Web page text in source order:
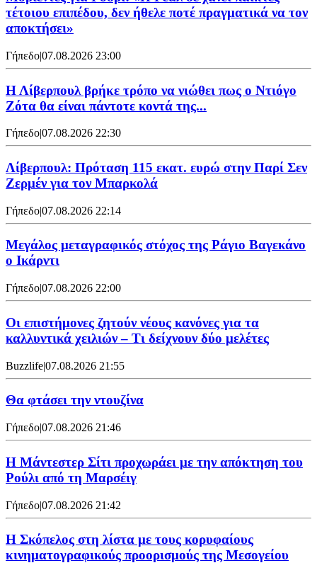
τέτοιου επιπέδου, δεν ήθελε ποτέ πραγματικά να τον
αποκτήσει»
Γήπεδο|07.08.2026 23:00
Η Λίβερπουλ βρήκε τρόπο να νιώθει πως ο Ντιόγο
Ζότα θα είναι πάντοτε κοντά της...
Γήπεδο|07.08.2026 22:30
Λίβερπουλ: Πρόταση 115 εκατ. ευρώ στην Παρί Σεν
Ζερμέν για τον Μπαρκολά
Γήπεδο|07.08.2026 22:14
Μεγάλος μεταγραφικός στόχος της Ράγιο Βαγεκάνο
ο Ικάρντι
Γήπεδο|07.08.2026 22:00
Οι επιστήμονες ζητούν νέους κανόνες για τα
καλλυντικά χειλιών – Τι δείχνουν δύο μελέτες
Buzzlife|07.08.2026 21:55
Θα φτάσει την ντουζίνα
Γήπεδο|07.08.2026 21:46
Η Μάντεστερ Σίτι προχωράει με την απόκτηση του
Ρούλι από τη Μαρσέιγ
Γήπεδο|07.08.2026 21:42
Η Σκόπελος στη λίστα με τους κορυφαίους
κινηματογραφικούς προορισμούς της Μεσογείου